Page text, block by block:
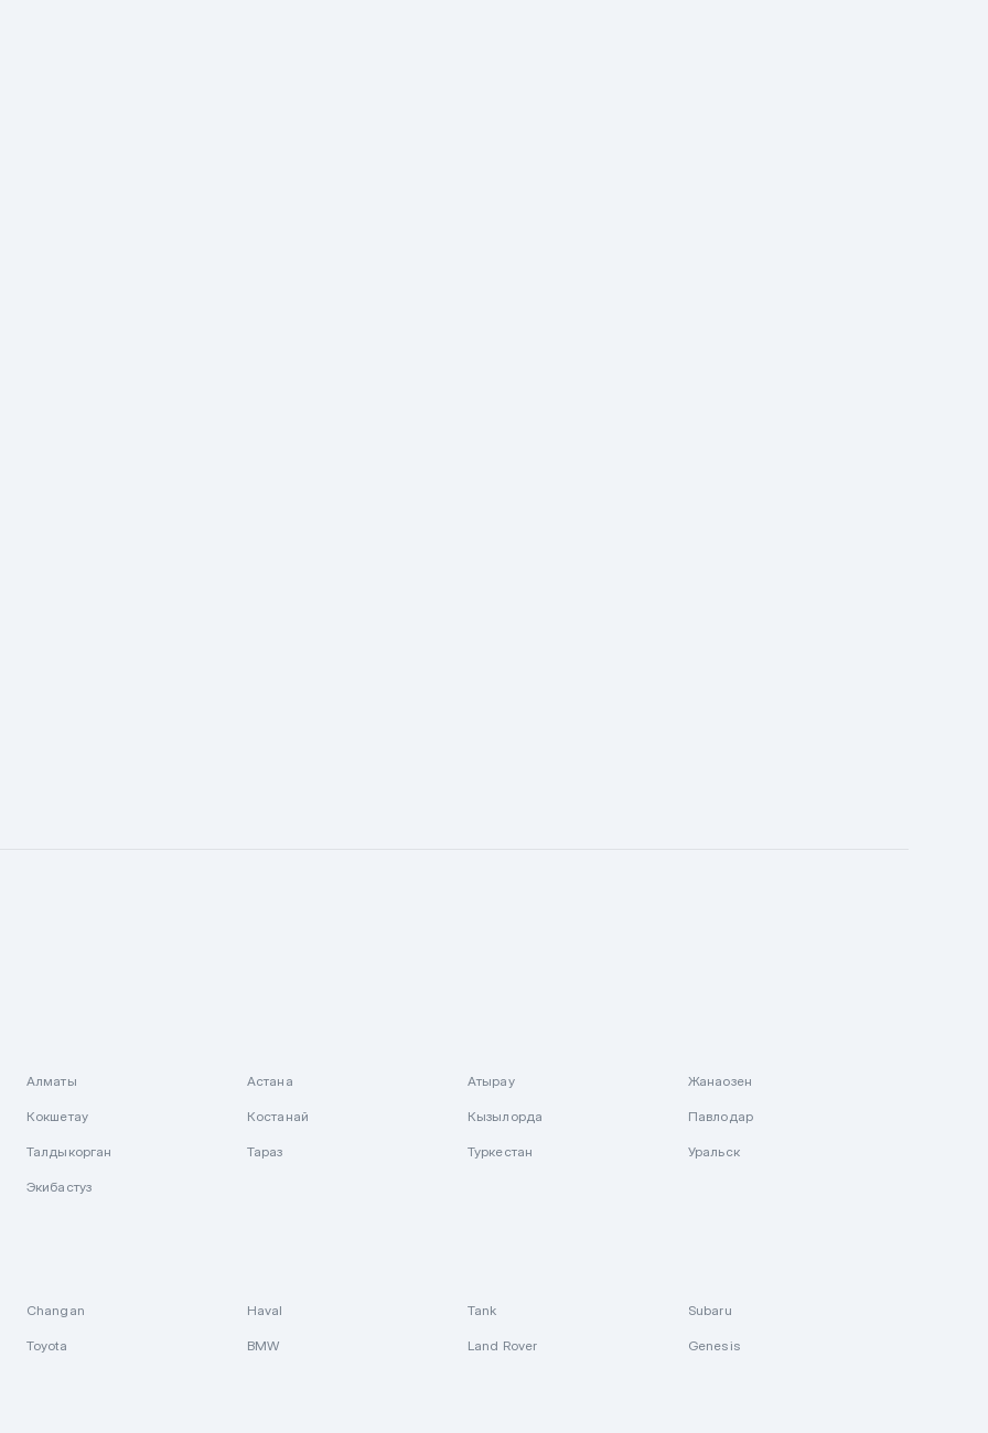
Алматы Астана Атырау Жанаозен
Кокшетау Костанай Кызылорда Павлодар
Талдыкорган Тараз Туркестан Уральск
Экибастуз
Changan Haval Tank Subaru
Toyota BMW Land Rover Genesis